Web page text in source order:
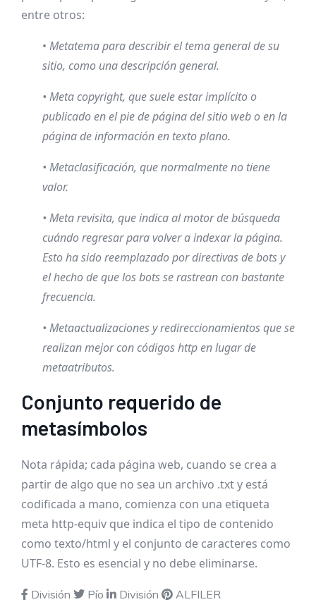
entre otros:
• Metatema para describir el tema general de su
sitio, como una descripción general.
• Meta copyright, que suele estar implícito o
publicado en el pie de página del sitio web o en la
página de información en texto plano.
• Metaclasificación, que normalmente no tiene
valor.
• Meta revisita, que indica al motor de búsqueda
cuándo regresar para volver a indexar la página.
Esto ha sido reemplazado por directivas de bots y
el hecho de que los bots se rastrean con bastante
frecuencia.
• Metaactualizaciones y redireccionamientos que se
realizan mejor con códigos http en lugar de
metaatributos.
Conjunto requerido de
metasímbolos
Nota rápida; cada página web, cuando se crea a
partir de algo que no sea un archivo .txt y está
codificada a mano, comienza con una etiqueta
meta http-equiv que indica el tipo de contenido
como texto/html y el conjunto de caracteres como
UTF-8. Esto es esencial y no debe eliminarse.
División Pío División ALFILER